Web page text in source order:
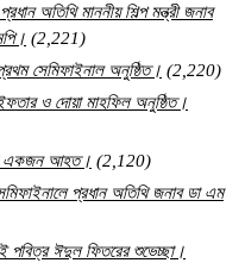
অতিথি মাননীয় শিল্প মন্ত্রী জনাব
(2,221)
সেমিফাইনাল অনুষ্ঠিত। (2,220)
ও দোয়া মাহফিল অনুষ্ঠিত।
একজন আহত। (2,120)
প্রধান অতিথি জনাব ডা এম
পবিত্র ঈদুল ফিতরের শুভেচ্ছা।